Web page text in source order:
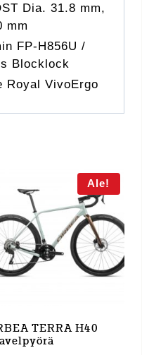
Dia. 31.8 mm,
mm
FP-H856U /
Blocklock
Royal VivoErgo
Ale!
TERRA H40